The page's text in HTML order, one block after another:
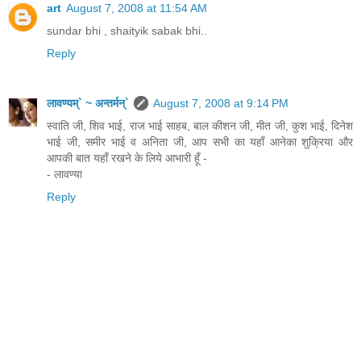
art August 7, 2008 at 11:54 AM
sundar bhi , shaityik sabak bhi..
Reply
लावण्यम्` ~ अन्तर्मन्`
August 7, 2008 at 9:14 PM
स्वाति जी, शिव भाई, राज भाई साहब, बाल कीशन जी, मीत जी, कुश भाई, दिनेश
भाई जी, समीर भाई व अनिता जी, आप सभी का यहाँ आनेका शुक्रिया और
आपकी बात यहाँ रखने के लिये आभारी हूँ -
- लावण्या
Reply